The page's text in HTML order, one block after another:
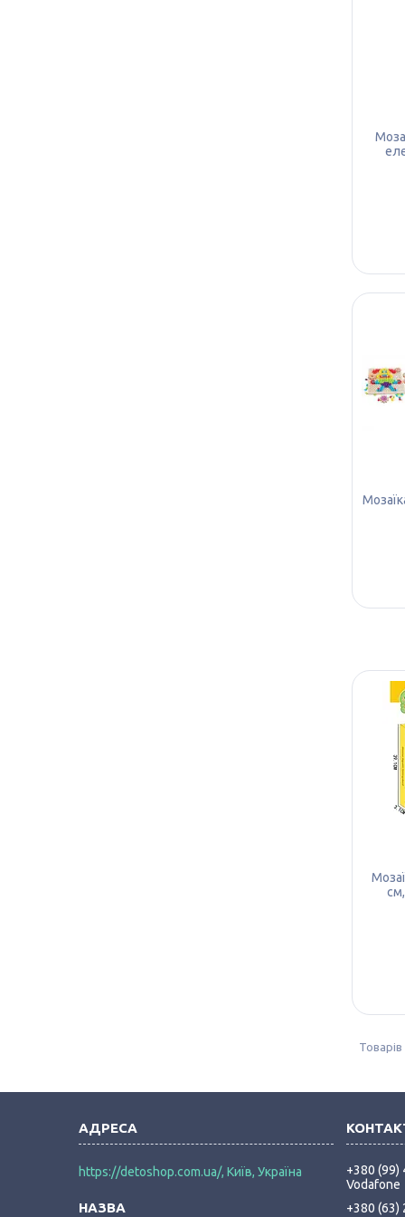
https://detoshop.com.ua/, Київ, Україна +380 (99)
Vodafone
+380 (63)